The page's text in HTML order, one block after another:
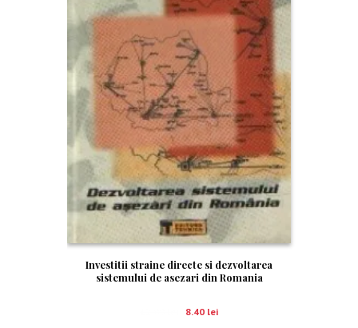
Investitii straine directe si dezvoltarea
sistemului de asezari din Romania
8.40 lei